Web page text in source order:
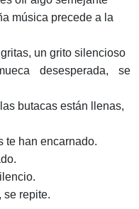
música precede a la
un grito silencioso
desesperada, se
butacas están llenas,
te han encarnado.
se repite.